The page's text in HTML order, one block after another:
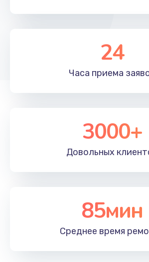
Заказать
Замена разъема
500 руб.
Заказать
Заказать
24
Часа приема
3000+
Довольных
85мин
Среднее время